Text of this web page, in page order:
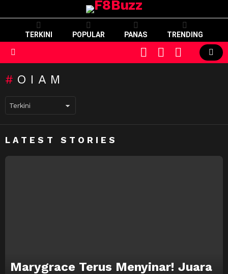
TERKINI POPULAR PANAS TRENDING
SWITCH
SKIN
CART LOGIN
OIAM
LATEST STORIES
Marygrace Terus Menyinar! Juara